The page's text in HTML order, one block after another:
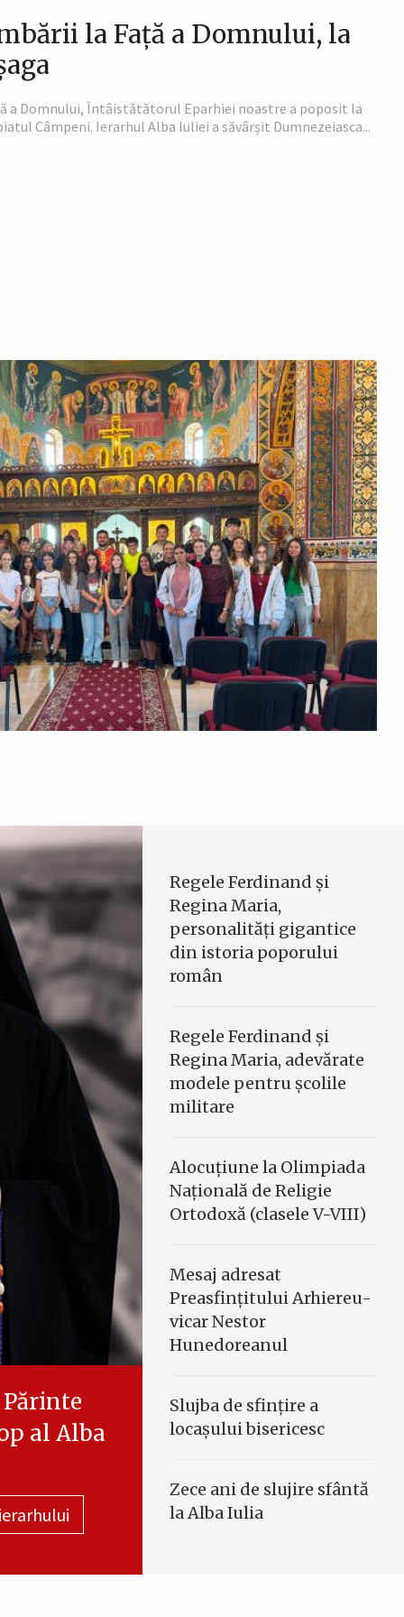
la Față a Domnului, la
a Domnului, Întâistătătorul Eparhiei noastre a poposit la
Câmpeni. Ierarhul Alba Iuliei a săvârșit Dumnezeiasca...
al Alba
Regele Ferdinand şi
Regina Maria,
personalităţi gigantice
din istoria poporului
român
Regele Ferdinand şi
Regina Maria, adevărate
modele pentru şcolile
militare
Alocuțiune la Olimpiada
Națională de Religie
Ortodoxă (clasele V-VIII)
Mesaj adresat
Preasfinţitului Arhiereu-
vicar Nestor
Hunedoreanul
Slujba de sfinţire a
locaşului bisericesc
Zece ani de slujire sfântă
la Alba Iulia